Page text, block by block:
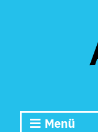
Menü